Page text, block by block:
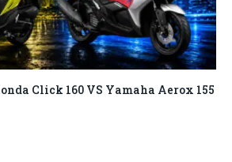
Click 160 VS Yamaha Aerox 155